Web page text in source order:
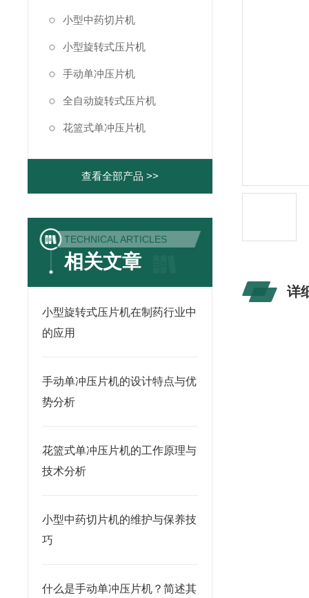
小型中药切片机
小型旋转式压片机
手动单冲压片机
全自动旋转式压片机
花篮式单冲压片机
查看全部产品 >>
TECHNICAL ARTICLES
相关文章
小型旋转式压片机在制药行业中
的应用
手动单冲压片机的设计特点与优
势分析
花篮式单冲压片机的工作原理与
技术分析
小型中药切片机的维护与保养技
巧
什么是手动单冲压片机？简述其
详